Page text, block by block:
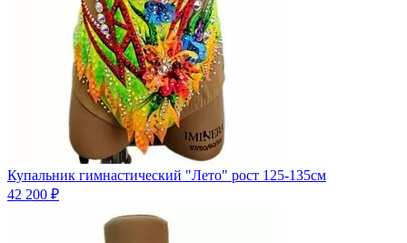
Купальник гимнастический "Лето" рост 125-135см
42 200 ₽